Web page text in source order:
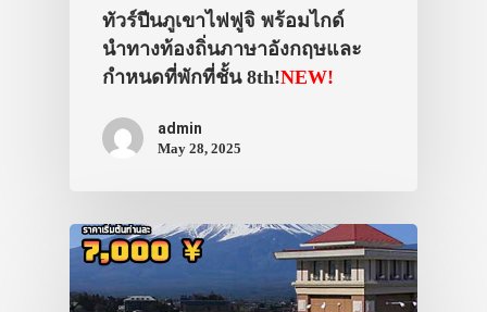
ทัวร์ปีนภูเขาไฟฟูจิ พร้อมไกด์
นำทางท้องถิ่นภาษาอังกฤษและ
กำหนดที่พักที่ชั้น 8th!NEW!
admin
May 28, 2025